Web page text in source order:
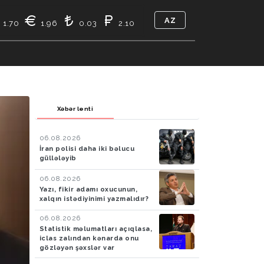
1.70 1.96 0.03 2.10 AZ
Xəbər lenti
06.08.2026
İran polisi daha iki bəlucu
güllələyib
06.08.2026
Yazı, fikir adamı oxucunun,
xalqın istədiyinimi yazmalıdır?
06.08.2026
Statistik məlumatları açıqlasa,
iclas zalından kənarda onu
gözləyən şəxslər var